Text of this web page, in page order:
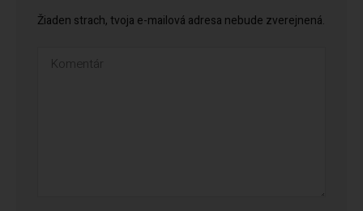
Žiaden strach, tvoja e-mailová adresa nebude zverejnená.